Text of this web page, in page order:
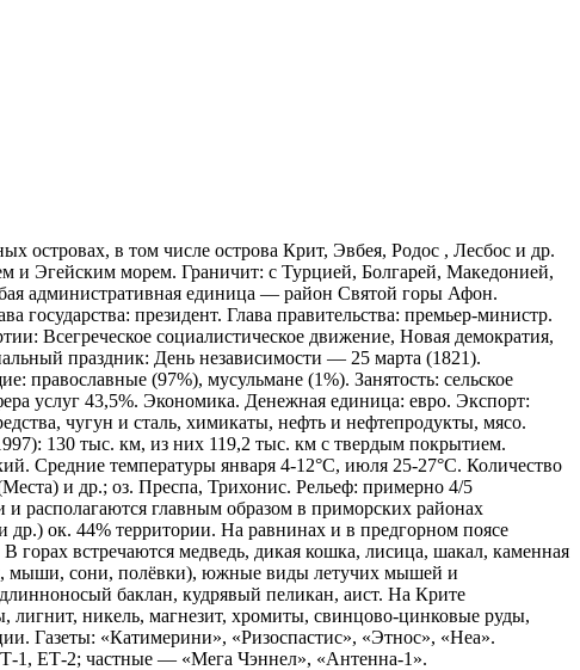
островах, в том числе острова Крит, Эвбея, Родос , Лесбос и др.
и Эгейским морем. Граничит: с Турцией, Болгарей, Македонией,
административная единица — район Святой горы Афон.
президент. Глава правительства: премьер-министр.
Всегреческое социалистическое движение, Новая демократия,
праздник: День независимости — 25 марта (1821).
(97%), мусульмане (1%). Занятость: сельское
услуг 43,5%. Экономика. Денежная единица: евро. Экспорт:
чугун и сталь, химикаты, нефть и нефтепродукты, мясо.
130 тыс. км, из них 119,2 тыс. км с твердым покрытием.
Средние температуры января 4-12°С, июля 25-27°С. Количество
и др.; оз. Преспа, Трихонис. Рельеф: примерно 4/5
располагаются главным образом в приморских районах
др.) ок. 44% территории. На равнинах и в предгорном поясе
встречаются медведь, дикая кошка, лисица, шакал, каменная
мыши, сони, полёвки), южные виды летучих мышей и
баклан, кудрявый пеликан, аист. На Крите
лигнит, никель, магнезит, хромиты, свинцово-цинковые руды,
Газеты: «Катимерини», «Ризоспастис», «Этнос», «Неа».
1, ЕТ-2; частные — «Мега Чэннел», «Антенна-1».